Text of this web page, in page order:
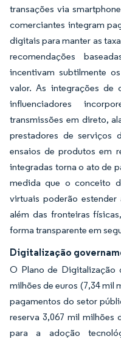
transações via
comerciantes integram
digitais para manter as
recomendações
incentivam subtilmente
valor. As integrações de
influenciadores
transmissões em direto,
prestadores de serviços
ensaios de produtos em
integradas torna o ato de
medida que o conceito
virtuais poderão estender
além das fronteiras
forma transparente em
Digitalização
O Plano de Digitalização
milhões de euros (7,34 mil
pagamentos do setor
reserva 3,067 mil milhões
para a adoção